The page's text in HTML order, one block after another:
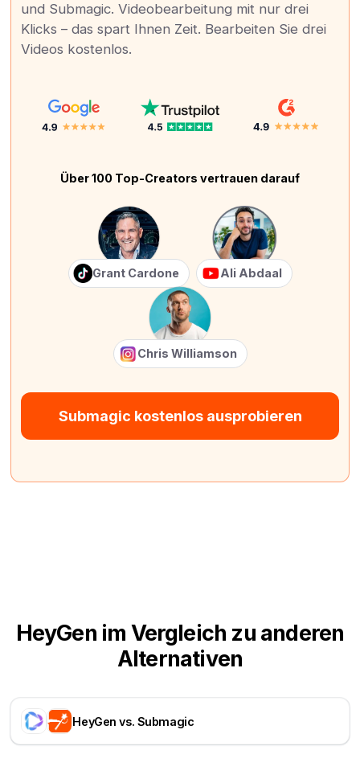
und Submagic. Videobearbeitung mit nur drei
Klicks – das spart Ihnen Zeit. Bearbeiten Sie drei
Videos kostenlos.
Über 100 Top-Creators vertrauen darauf
Grant Cardone Ali Abdaal
Chris Williamson
Submagic kostenlos ausprobieren
HeyGen im Vergleich zu anderen
Alternativen
HeyGen vs. Submagic